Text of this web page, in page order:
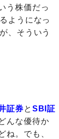
う株価だっ
ようになっ
、そういう
証券と SBI証
んな優待か
ね。でも、